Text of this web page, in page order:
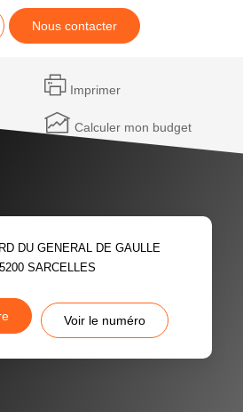
Nous contacter
Imprimer
Calculer mon budget
DU GENERAL DE GAULLE
SARCELLES
Voir le numéro